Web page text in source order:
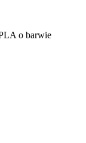
o barwie